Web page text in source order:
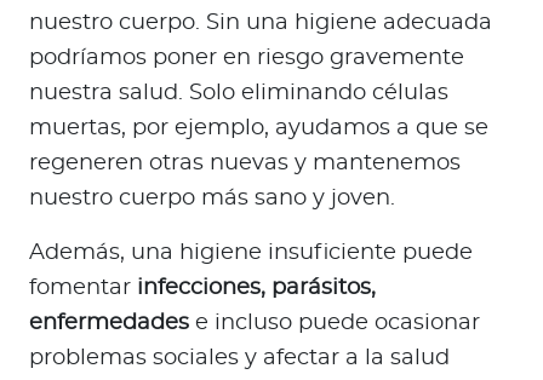
nuestro cuerpo. Sin una higiene adecuada
podríamos poner en riesgo gravemente
nuestra salud. Solo eliminando células
muertas, por ejemplo, ayudamos a que se
regeneren otras nuevas y mantenemos
nuestro cuerpo más sano y joven.
Además, una higiene insuficiente puede
fomentar infecciones, parásitos,
enfermedades e incluso puede ocasionar
problemas sociales y afectar a la salud